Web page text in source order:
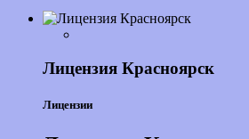
Лицензия Красноярск
Лицензии